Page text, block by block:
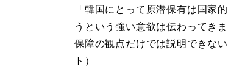
「韓国にとって原潜保有は国家
うという強い意欲は伝わってき
保障の観点だけでは説明できな
ト）